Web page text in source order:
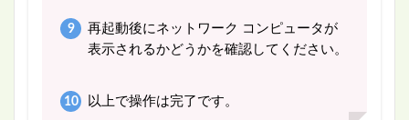
再起動後にネットワーク コンピュータが
表示されるかどうかを確認してください。
以上で操作は完了です。